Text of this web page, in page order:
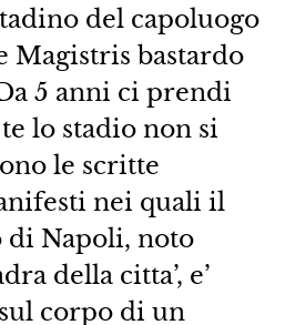
del capoluogo
Magistris bastardo
5 anni ci prendi
lo stadio non si
le scritte
nei quali il
di Napoli, noto
della citta’, e’
corpo di un